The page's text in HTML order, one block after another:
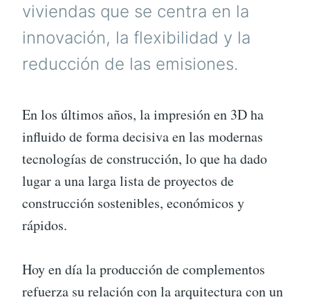
viviendas que se centra en la
innovación, la flexibilidad y la
reducción de las emisiones.
En los últimos años, la impresión en 3D ha
influido de forma decisiva en las modernas
tecnologías de construcción, lo que ha dado
lugar a una larga lista de proyectos de
construcción sostenibles, económicos y
rápidos.
Hoy en día la producción de complementos
refuerza su relación con la arquitectura con un